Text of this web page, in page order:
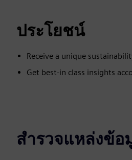
ประโยชน์
Receive a unique
Get best-in class insights
สำรวจแหล่งข้